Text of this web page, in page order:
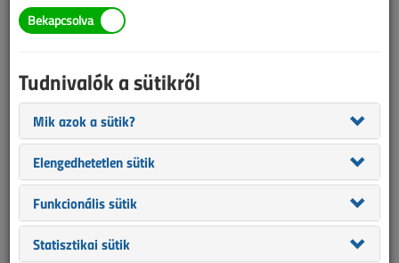
1452 ||
Bátai Roland cikkei
Tudnivalók a sütikről
Mik azok a sütik?
Elengedhetetlen sütik
Funkcionális sütik
Statisztikai sütik